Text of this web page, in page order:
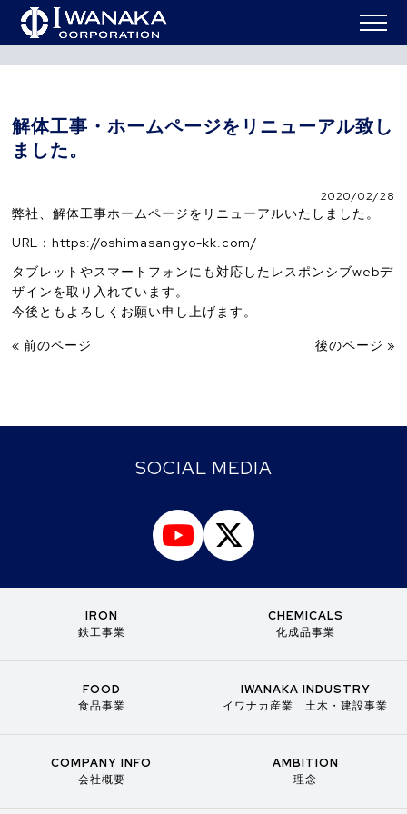
HOME >
ニュー
ス
>
解体工事・ホームページをリニューアル致しまし
た。
解体工事・ホームページをリニューアル致し
ました。
2020/02/28
弊社、解体工事ホームページをリニューアルいたしました。
URL：https://oshimasangyo-kk.com/
タブレットやスマートフォンにも対応したレスポンシブwebデ
ザインを取り入れています。
今後ともよろしくお願い申し上げます。
« 前のページ 後のページ »
SOCIAL MEDIA
IRON
鉄工事業
CHEMICALS
化成品事業
FOOD
食品事業
IWANAKA INDUSTRY
イワナカ産業 土木・建設事業
COMPANY INFO
会社概要
AMBITION
理念